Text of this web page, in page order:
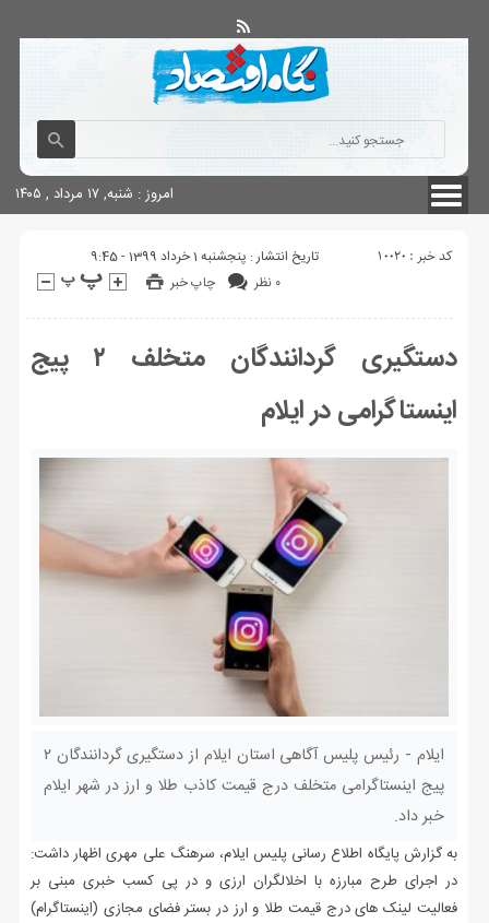
آگهی های دولتی چاپ
امروز : شنبه, ۱۷ مرداد , ۱۴۰۵
کد خبر : 10020
تاریخ انتشار : پنجشنبه 1 خرداد 1399 - 9:45
چاپ خبر
۰ نظر
دستگیری گردانندگان متخلف ۲ پیج
اینستاگرامی در ایلام
ایلام - رئیس پلیس آگاهی استان ایلام از دستگیری گردانندگان ۲
پیج اینستاگرامی متخلف درج قیمت کاذب طلا و ارز در شهر ایلام
خبر داد.
به گزارش پایگاه اطلاع رسانی پلیس ایلام، سرهنگ علی مهری اظهار داشت:
در اجرای طرح مبارزه با اخلالگران ارزی و در پی کسب خبری مبنی بر
فعالیت لینک های درج قیمت طلا و ارز در بستر فضای مجازی (اینستاگرام)